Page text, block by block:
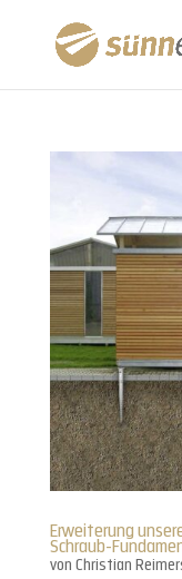
Erweiterung
Schraub-
von Christian